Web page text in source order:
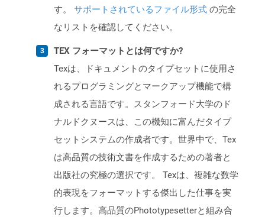
す。 サポートされているファイル形式 の完全
なリストを確認してください。
TEX フォーマットとは何ですか?
Texは、ドキュメントのタイプセットに使用さ
れるプログラミングとマークアップ機能で構
成される言語です。スタンフォード大学のド
ナルドクヌースは、この機知に富んだタイプ
セットシステムの作成者です。世界中で、Tex
は高品質の技術文書を作成するための著者と
出版社の究極の選択です。 Texは、複雑な数学
的表現をフォーマットする傑出した仕事を実
行します。高品質のPhototypesetterと組み合